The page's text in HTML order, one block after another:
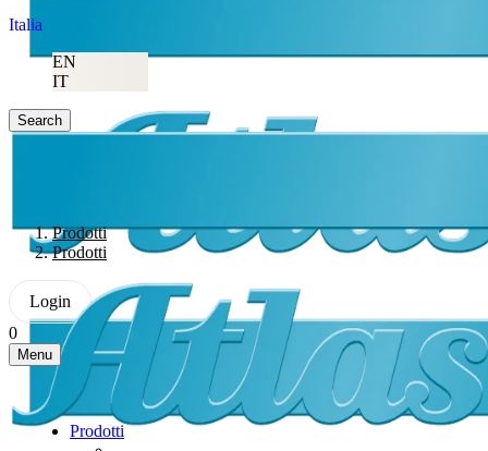
Italia
EN
IT
Search
Prodotti
Prodotti
Login
0
Menu
Prodotti